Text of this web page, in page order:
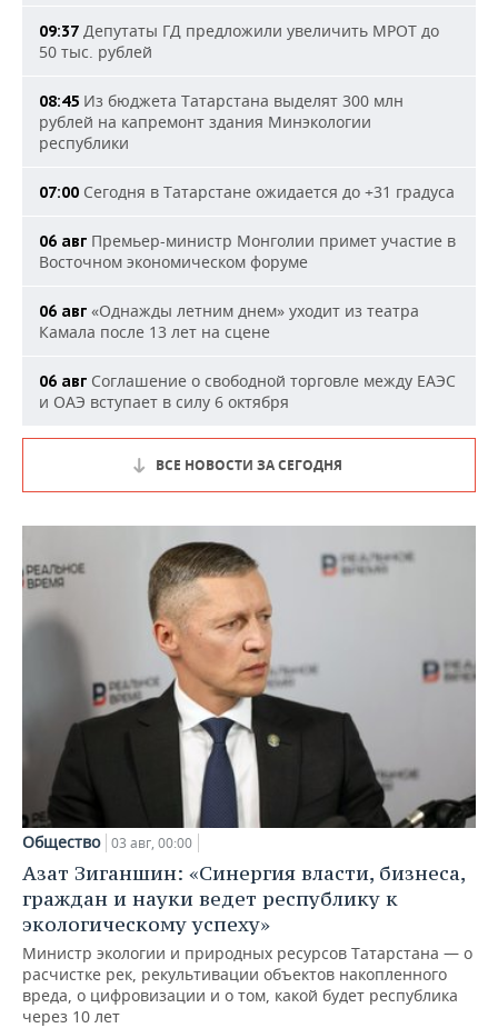
09:37 Депутаты ГД предложили увеличить МРОТ до
50 тыс. рублей
08:45 Из бюджета Татарстана выделят 300 млн
рублей на капремонт здания Минэкологии
республики
07:00 Сегодня в Татарстане ожидается до +31 градуса
06 авг Премьер-министр Монголии примет участие в
Восточном экономическом форуме
06 авг «Однажды летним днем» уходит из театра
Камала после 13 лет на сцене
06 авг Соглашение о свободной торговле между ЕАЭС
и ОАЭ вступает в силу 6 октября
ВСЕ НОВОСТИ ЗА СЕГОДНЯ
Общество 03 авг, 00:00
Азат Зиганшин: «Синергия власти, бизнеса,
граждан и науки ведет республику к
экологическому успеху»
Министр экологии и природных ресурсов Татарстана — о
расчистке рек, рекультивации объектов накопленного
вреда, о цифровизации и о том, какой будет республика
через 10 лет